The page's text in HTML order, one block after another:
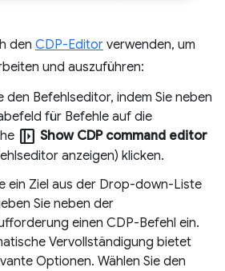
den CDP-Editor verwenden, um
und auszuführen:
den Befehlseditor, indem Sie neben
für Befehle auf die
left_panel_open Show CDP command editor
anzeigen) klicken.
ein Ziel aus der Drop-down-Liste
Sie neben der
einen CDP-Befehl ein.
Vervollständigung bietet
Optionen. Wählen Sie den